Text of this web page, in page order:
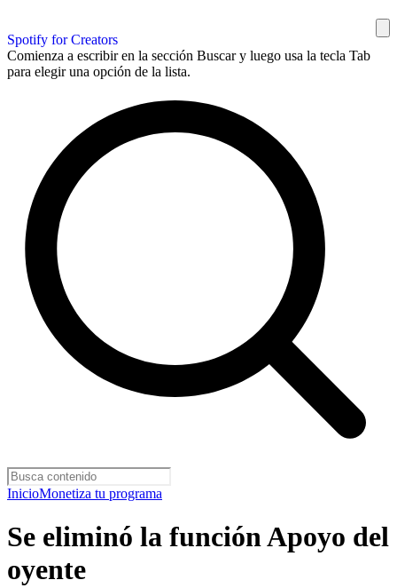
Spotify for Creators
Comienza a escribir en la sección Buscar y luego usa la tecla Tab
para elegir una opción de la lista.
InicioMonetiza tu programa
Se eliminó la función Apoyo del
oyente